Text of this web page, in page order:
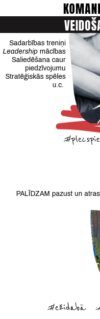
Sadarbības treniņi
Leadership mācības
Saliedēšana caur
piedzīvojumu
Stratēģiskās spēles
u.c.
PALĪDZAM pazust un
#ežidabā